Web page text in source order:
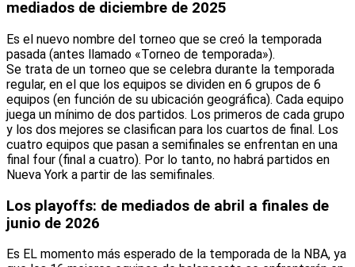
mediados de diciembre de 2025
Es el nuevo nombre del torneo que se creó la temporada
pasada (antes llamado «Torneo de temporada»).
Se trata de un torneo que se celebra durante la temporada
regular, en el que los equipos se dividen en 6 grupos de 6
equipos (en función de su ubicación geográfica). Cada equipo
juega un mínimo de dos partidos. Los primeros de cada grupo
y los dos mejores se clasifican para los cuartos de final. Los
cuatro equipos que pasan a semifinales se enfrentan en una
final four (final a cuatro). Por lo tanto, no habrá partidos en
Nueva York a partir de las semifinales.
Los playoffs: de mediados de abril a finales de
junio de 2026
Es EL momento más esperado de la temporada de la NBA, ya